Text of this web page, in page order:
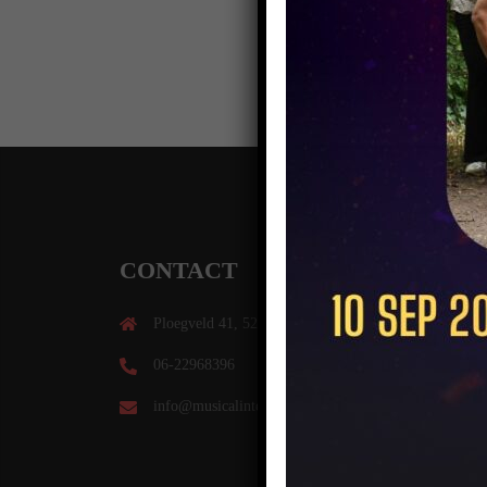
CONTACT
Ploegveld 41, 5261 GD Vught
06-22968396
info@musicalintermezzo.nl